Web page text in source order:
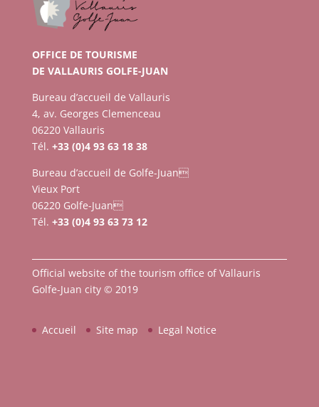
OFFICE DE TOURISME
DE VALLAURIS GOLFE-JUAN
Bureau d’accueil de Vallauris
4, av. Georges Clemenceau
06220 Vallauris
Tél. +33 (0)4 93 63 18 38
Bureau d’accueil de Golfe-Juan
Vieux Port
06220 Golfe-Juan
Tél. +33 (0)4 93 63 73 12
Official website of the tourism office of Vallauris
Golfe-Juan city © 2019
Accueil Site map Legal Notice